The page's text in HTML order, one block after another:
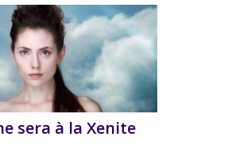
sera à la Xenite